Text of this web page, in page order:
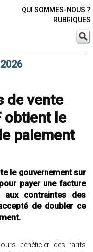
QUI SOMMES-NOUS ?
RUBRIQUES
de vente
obtient le
paiement
le gouvernement sur
payer une facture
contraintes des
de doubler ce
bénéficier des tarifs